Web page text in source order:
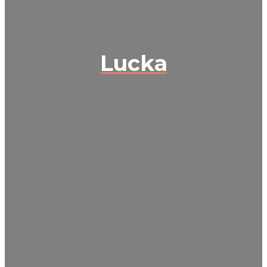
Lucka